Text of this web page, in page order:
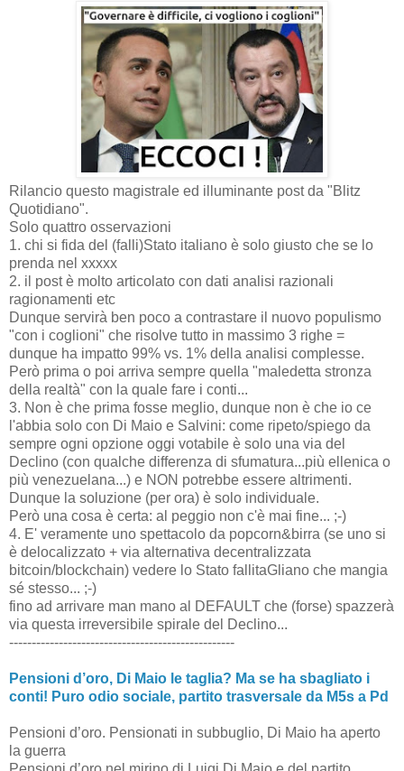
Rilancio questo magistrale ed illuminante post da "Blitz
Quotidiano".
Solo quattro osservazioni
1. chi si fida del (falli)Stato italiano è solo giusto che se lo
prenda nel xxxxx
2. il post è molto articolato con dati analisi razionali
ragionamenti etc
Dunque servirà ben poco a contrastare il nuovo populismo
"con i coglioni" che risolve tutto in massimo 3 righe =
dunque ha impatto 99% vs. 1% della analisi complesse.
Però prima o poi arriva sempre quella "maledetta stronza
della realtà" con la quale fare i conti...
3. Non è che prima fosse meglio, dunque non è che io ce
l'abbia solo con Di Maio e Salvini: come ripeto/spiego da
sempre ogni opzione oggi votabile è solo una via del
Declino (con qualche differenza di sfumatura...più ellenica o
più venezuelana...) e NON potrebbe essere altrimenti.
Dunque la soluzione (per ora) è solo individuale.
Però una cosa è certa: al peggio non c'è mai fine... ;-)
4. E' veramente uno spettacolo da popcorn&birra (se uno si
è delocalizzato + via alternativa decentralizzata
bitcoin/blockchain) vedere lo Stato fallitaGliano che mangia
sé stesso... ;-)
fino ad arrivare man mano al DEFAULT che (forse) spazzerà
via questa irreversibile spirale del Declino...
--------------------------------------------------
Pensioni d’oro, Di Maio le taglia? Ma se ha sbagliato i
conti! Puro odio sociale, partito trasversale da M5s a Pd
Pensioni d’oro. Pensionati in subbuglio, Di Maio ha aperto
la guerra